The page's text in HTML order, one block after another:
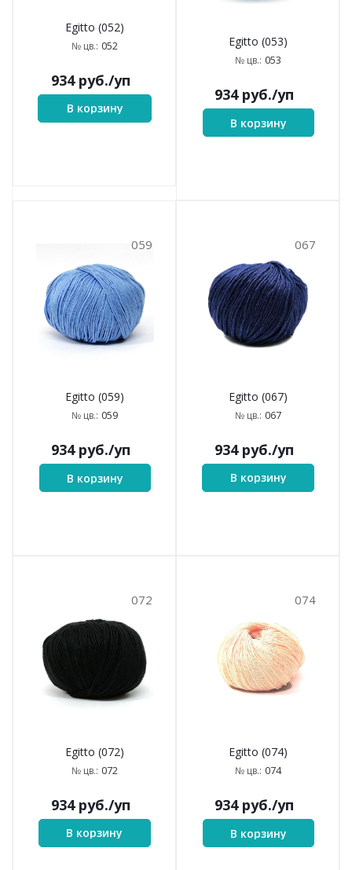
Egitto (052)
№ цв.: 052
934руб./уп
В корзину
Egitto (053)
№ цв.: 053
934руб./уп
В корзину
059
Egitto (059)
№ цв.: 059
934руб./уп
В корзину
067
Egitto (067)
№ цв.: 067
934руб./уп
В корзину
072
Egitto (072)
№ цв.: 072
934руб./уп
В корзину
074
Egitto (074)
№ цв.: 074
934руб./уп
В корзину